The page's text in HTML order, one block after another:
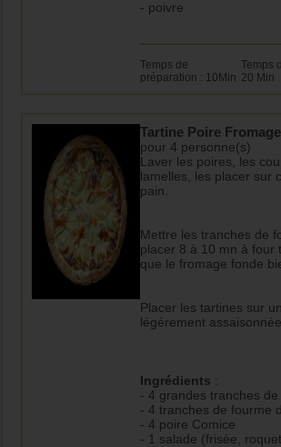
- poivre
Temps de
préparation : 10Min
Temps
20 Min
Tartine Poire Fromage
pour 4 personne(s)
Laver les poires, les
lamelles, les placer sur
pain.
Mettre les tranches de
placer 8 à 10 mn à four
que le fromage fonde
Placer les tartines sur
légèrement
Ingrédients :
- 4 grandes tranches
- 4 tranches de fourme
- 4 poire Comice
- 1 salade (frisée,